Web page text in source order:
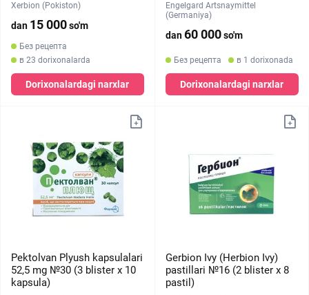
Xerbion (Pokiston)
dan 15 000so'm
Без рецепта
в 23 dorixonalarda
Dorixonalardagi narxlar
Engelgard Artsnaymittel
(Germaniya)
dan60 000so'm
Без рецепта в 1 dorixonada
Dorixonalardagi narxlar
Pektolvan Plyush kapsulalari
52,5 mg №30 (3 blister х 10
kapsula)
Gerbion Ivy (Herbion Ivy)
pastillari №16 (2 blister х 8
pastil)